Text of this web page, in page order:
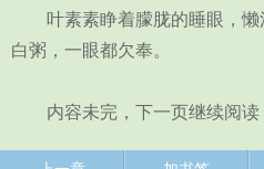
叶素素睁着朦胧的睡眼，懒
白粥，一眼都欠奉。
内容未完，下一页继续阅读